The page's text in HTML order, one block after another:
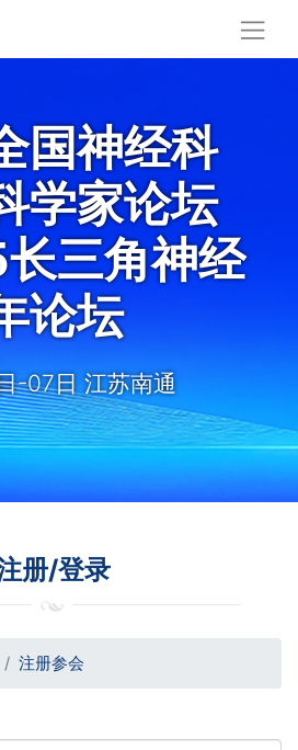
国神经科
学家论坛
三角神经
论坛
-07日 江苏南通
册/登录
注册参会